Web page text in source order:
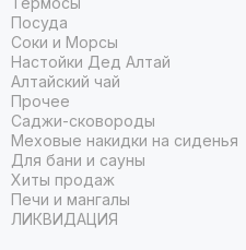
Посуда
Соки и Морсы
Настойки Дед Алтай
Алтайский чай
Прочее
Саджи-сковороды
Меховые накидки на сиденья
Для бани и сауны
Хиты продаж
Печи и мангалы
ЛИКВИДАЦИЯ